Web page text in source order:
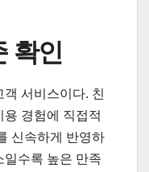
확인
서비스이다. 친
경험에 직접적
신속하게 반영하
일수록 높은 만족